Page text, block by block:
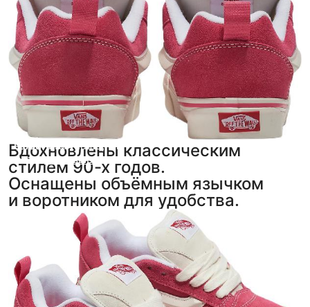
Вдохновлены классическим
стилем 90-х годов.
saidaru , 5
фотоиз отзыва
Соболева Маша , 5
фотоиз отзыва
Оснащены объёмным язычком
и воротником для удобства.